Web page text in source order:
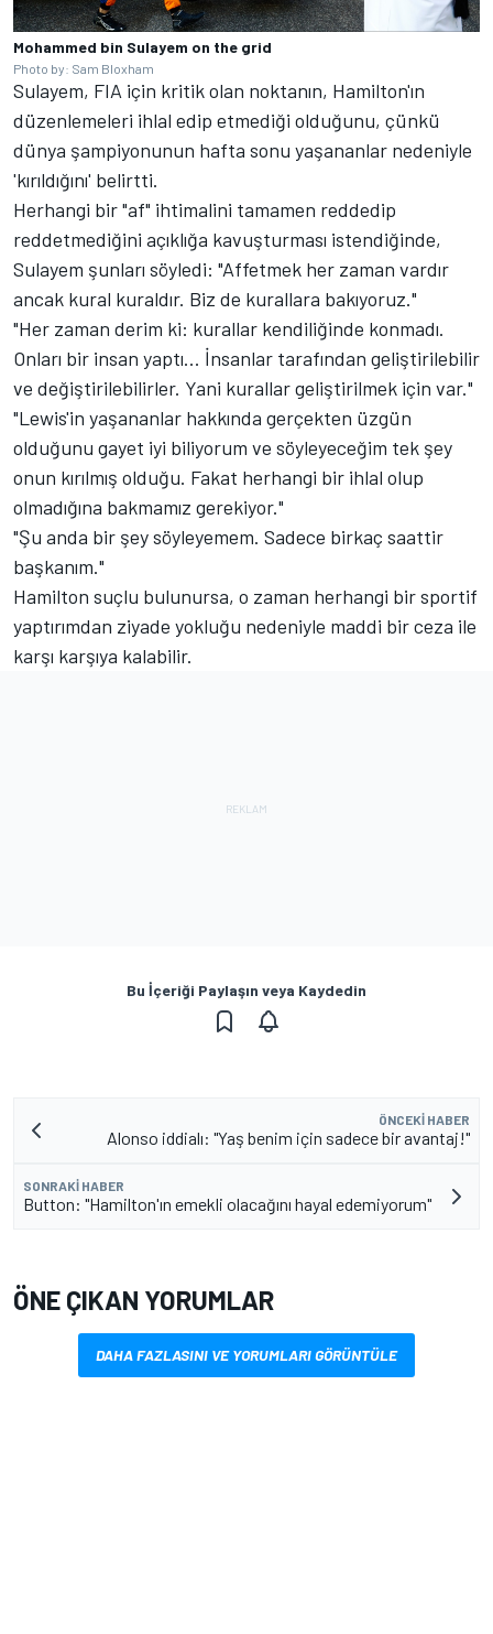
Mohammed bin Sulayem on the grid
Photo by: Sam Bloxham
Sulayem, FIA için kritik olan noktanın, Hamilton'ın
düzenlemeleri ihlal edip etmediği olduğunu, çünkü
dünya şampiyonunun hafta sonu yaşananlar nedeniyle
'kırıldığını' belirtti.
Herhangi bir "af" ihtimalini tamamen reddedip
reddetmediğini açıklığa kavuşturması istendiğinde,
Sulayem şunları söyledi: "Affetmek her zaman vardır
ancak kural kuraldır. Biz de kurallara bakıyoruz."
"Her zaman derim ki: kurallar kendiliğinde konmadı.
Onları bir insan yaptı... İnsanlar tarafından geliştirilebilir
ve değiştirilebilirler. Yani kurallar geliştirilmek için var."
"Lewis'in yaşananlar hakkında gerçekten üzgün
olduğunu gayet iyi biliyorum ve söyleyeceğim tek şey
onun kırılmış olduğu. Fakat herhangi bir ihlal olup
olmadığına bakmamız gerekiyor."
"Şu anda bir şey söyleyemem. Sadece birkaç saattir
başkanım."
Hamilton suçlu bulunursa, o zaman herhangi bir sportif
yaptırımdan ziyade yokluğu nedeniyle maddi bir ceza ile
karşı karşıya kalabilir.
Bu İçeriği Paylaşın veya Kaydedin
ÖNCEKI HABER
Alonso iddialı: "Yaş benim için sadece bir avantaj!"
SONRAKI HABER
Button: "Hamilton'ın emekli olacağını hayal edemiyorum"
ÖNE ÇIKAN YORUMLAR
DAHA FAZLASINI VE YORUMLARI GÖRÜNTÜLE